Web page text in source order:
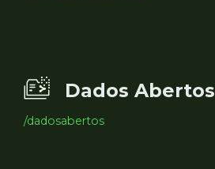
Dados Abertos
/dadosabertos